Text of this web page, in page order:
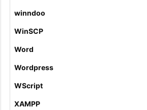
winndoo
WinSCP
Word
Wordpress
WScript
XAMPP